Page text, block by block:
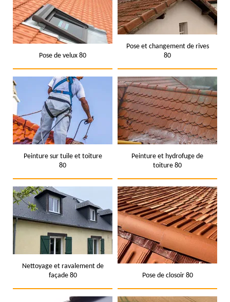
Pose de velux 80
Pose et changement de rives
80
Peinture sur tuile et toiture
80
Peinture et hydrofuge de
toiture 80
Nettoyage et ravalement de
façade 80
Pose de closoir 80